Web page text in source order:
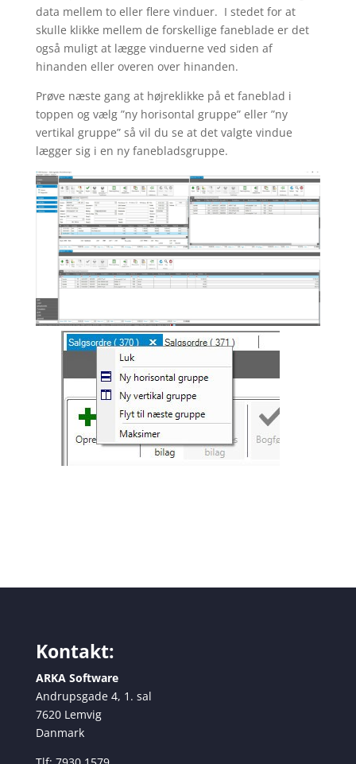
data mellem to eller flere vinduer. I stedet for at
skulle klikke mellem de forskellige faneblade er det
også muligt at lægge vinduerne ved siden af
hinanden eller overen over hinanden.
Prøve næste gang at højreklikke på et faneblad i
toppen og vælg ”ny horisontal gruppe” eller ”ny
vertikal gruppe” så vil du se at det valgte vindue
lægger sig i en ny fanebladsgruppe.
Kontakt:
ARKA Software
Andrupsgade 4, 1. sal
7620 Lemvig
Danmark